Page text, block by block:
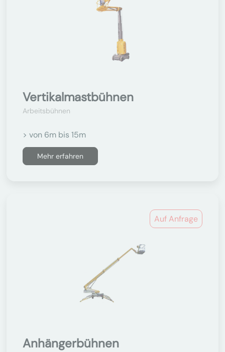
Vertikalmastbühnen
Arbeitsbühnen
> von 6m bis 15m
Mehr erfahren
Auf Anfrage
Anhängerbühnen